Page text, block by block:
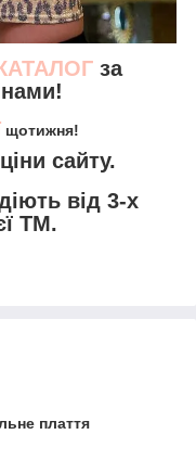
за
щотижня!
сайту.
від 3-х
ТМ.
плаття